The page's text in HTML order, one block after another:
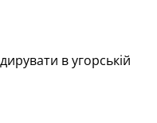
в угорській